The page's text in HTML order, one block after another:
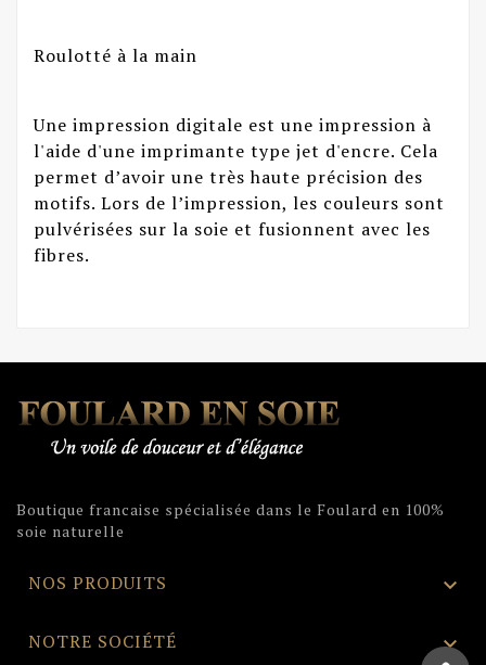
Roulotté à la main
Une impression digitale est une impression à
l'aide d'une imprimante type jet d'encre. Cela
permet d’avoir une très haute précision des
motifs. Lors de l’impression, les couleurs sont
pulvérisées sur la soie et fusionnent avec les
fibres.
Boutique francaise spécialisée dans le Foulard en 100%
soie naturelle
NOS PRODUITS 
NOTRE SOCIÉTÉ 